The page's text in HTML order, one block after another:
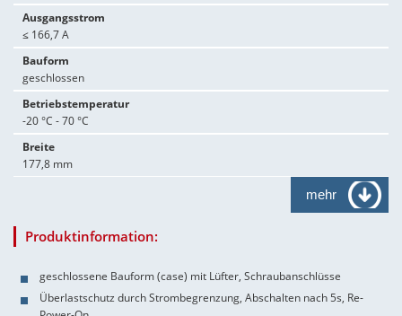
Ausgangsstrom
≤ 166,7 A
Bauform
geschlossen
Betriebstemperatur
-20 °C - 70 °C
Breite
177,8 mm
mehr
Produktinformation:
geschlossene Bauform (case) mit Lüfter, Schraubanschlüsse
Überlastschutz durch Strombegrenzung, Abschalten nach 5s, Re-